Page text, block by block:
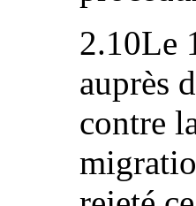
2.10Le
auprès
contre